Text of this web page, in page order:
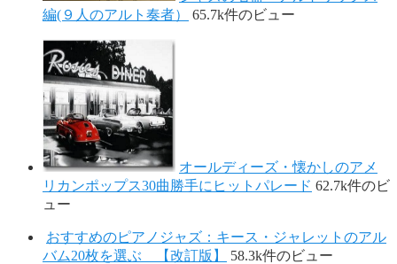
編(９人のアルト奏者）
65.7k件のビュー
オールディーズ・懐かしのアメ
リカンポップス30曲勝手にヒットパレード 62.7k件のビ
ュー
おすすめのピアノジャズ：キース・ジャレットのアル
バム20枚を選ぶ 【改訂版】
58.3k件のビュー